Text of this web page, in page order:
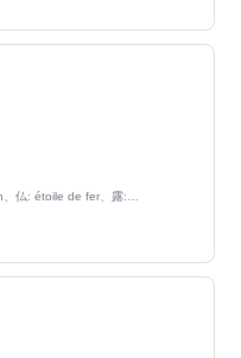
仏: étoile de fer、露:…